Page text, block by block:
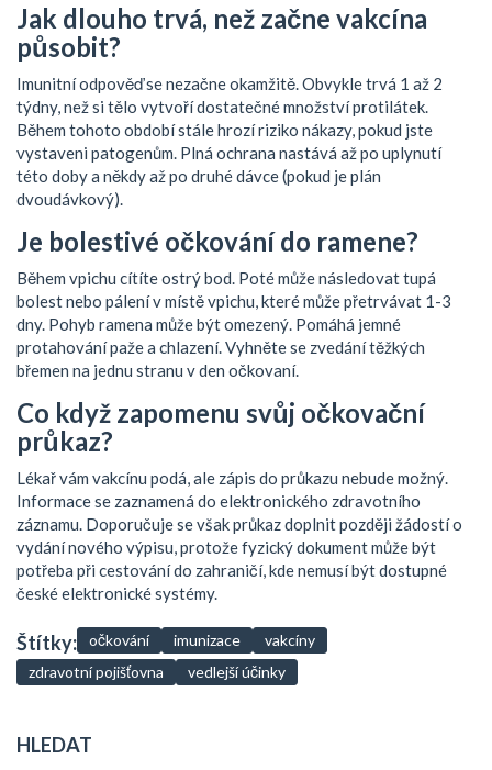
Jak dlouho trvá, než začne vakcína
působit?
Imunitní odpověď se nezačne okamžitě. Obvykle trvá 1 až 2
týdny, než si tělo vytvoří dostatečné množství protilátek.
Během tohoto období stále hrozí riziko nákazy, pokud jste
vystaveni patogenům. Plná ochrana nastává až po uplynutí
této doby a někdy až po druhé dávce (pokud je plán
dvoudávkový).
Je bolestivé očkování do ramene?
Během vpichu cítíte ostrý bod. Poté může následovat tupá
bolest nebo pálení v místě vpichu, které může přetrvávat 1-3
dny. Pohyb ramena může být omezený. Pomáhá jemné
protahování paže a chlazení. Vyhněte se zvedání těžkých
břemen na jednu stranu v den očkovaní.
Co když zapomenu svůj očkovační
průkaz?
Lékař vám vakcínu podá, ale zápis do průkazu nebude možný.
Informace se zaznamená do elektronického zdravotního
záznamu. Doporučuje se však průkaz doplnit později žádostí o
vydání nového výpisu, protože fyzický dokument může být
potřeba při cestování do zahraničí, kde nemusí být dostupné
české elektronické systémy.
Štítky: očkování imunizace
vakcíny
zdravotní pojišťovna
vedlejší účinky
HLEDAT